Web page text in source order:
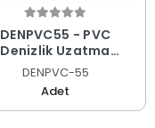
DENPVC55 - PVC
Denizlik Uzatma
Profilleri
DENPVC-55
Adet